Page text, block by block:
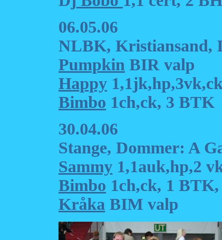
06.05.06
NLBK, Kristiansand,
Pumpkin BIR valp
Happy
Bimbo 1ch,ck, 3 BTK
30.04.06
Stange, Dommer: A
Sammy 1,1auk,hp,2
Bimbo 1ch,ck, 1
Kråka BIM valp